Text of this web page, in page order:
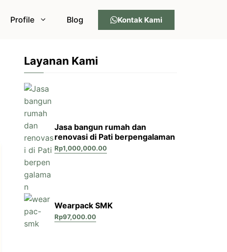
Profile Blog Kontak Kami
Layanan Kami
Jasa bangun rumah dan
renovasi di Pati berpengalaman
Rp1,000,000.00
Wearpack SMK
Rp97,000.00